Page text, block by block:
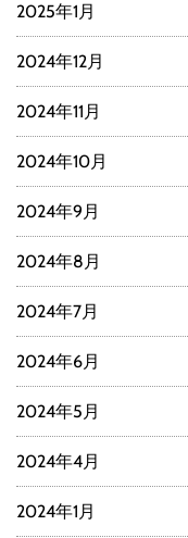
2025年1月
2024年12月
2024年11月
2024年10月
2024年9月
2024年8月
2024年7月
2024年6月
2024年5月
2024年4月
2024年1月